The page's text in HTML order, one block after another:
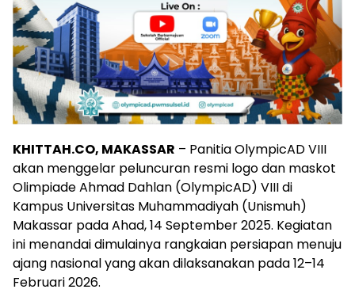
KHITTAH.CO, MAKASSAR – Panitia OlympicAD VIII
akan menggelar peluncuran resmi logo dan maskot
Olimpiade Ahmad Dahlan (OlympicAD) VIII di
Kampus Universitas Muhammadiyah (Unismuh)
Makassar pada Ahad, 14 September 2025. Kegiatan
ini menandai dimulainya rangkaian persiapan menuju
ajang nasional yang akan dilaksanakan pada 12–14
Februari 2026.